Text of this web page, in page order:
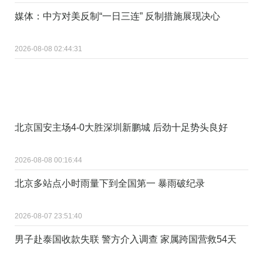
媒体：中方对美反制“一日三连” 反制措施展现决心
2026-08-08 02:44:31
北京国安主场4-0大胜深圳新鹏城 后劲十足势头良好
2026-08-08 00:16:44
北京多站点小时雨量下到全国第一 暴雨破纪录
2026-08-07 23:51:40
男子赴泰国收款失联 警方介入调查 家属跨国营救54天